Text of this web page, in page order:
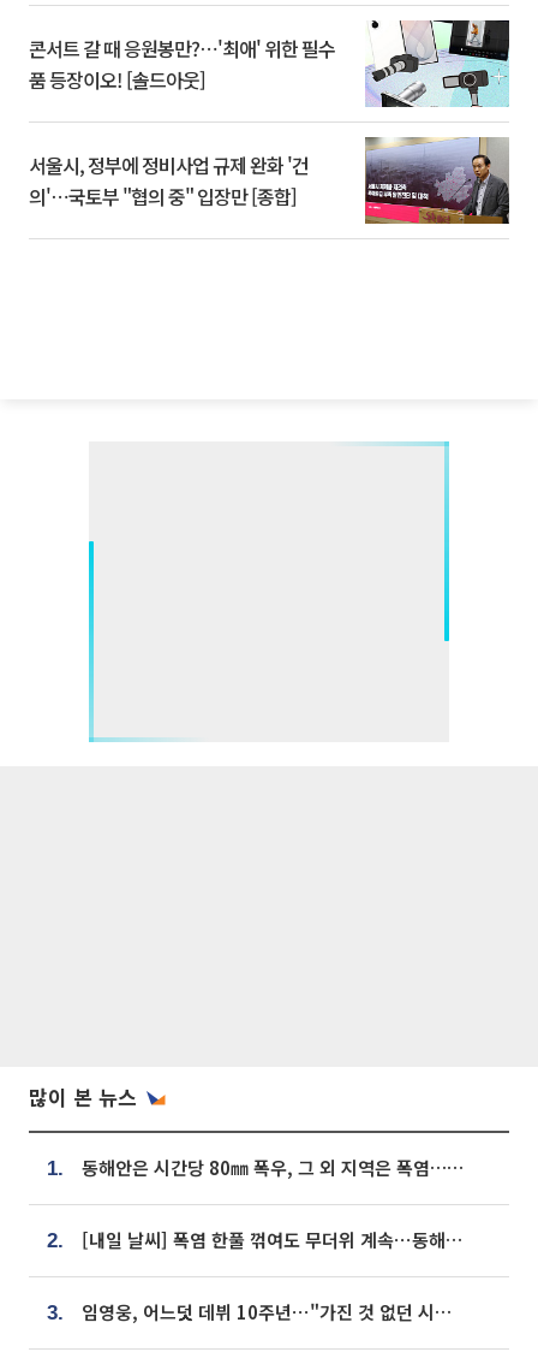
콘서트 갈 때 응원봉만?⋯'최애' 위한 필수
품 등장이오! [솔드아웃]
서울시, 정부에 정비사업 규제 완화 '건
의'⋯국토부 "협의 중" 입장만 [종합]
많이 본 뉴스
1. 동해안은 시간당 80㎜ 폭우, 그 외 지역은 폭염…‘극과 극 날씨’
2. [내일 날씨] 폭염 한풀 꺾여도 무더위 계속⋯동해안 이틀 연속 비
3. 임영웅, 어느덧 데뷔 10주년⋯"가진 것 없던 시절, 내 앞엔 20명의 팬뿐"